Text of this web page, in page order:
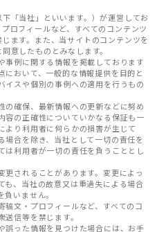
「当社」といいます。）が運営してお
ロフィールなど、すべてのコンテンツ
ます。また、当サイトのコンテンツを
意したものとみなします。
事例に関する情報を掲載しております
おいて、一般的な情報提供を目的と
イスや個別の事例への適用を行うもの
の確保、最新情報への更新などに努め
容の正確性についていかなる保証も一
より利用者に何らかの損害が生じて
場合を除き、当社として一切の責任を
は利用者が一切の責任を負うこととし
更されることがあります。変更によっ
も、当社の故意又は重過失による場合
いません。
稿文・プロフィールなど、すべてのコ
信等を禁じます。
誤った情報を見つけた場合には、お手